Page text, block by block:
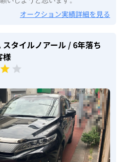
オークション実績詳細を見る
スタイルノアール / 6年落ち
様